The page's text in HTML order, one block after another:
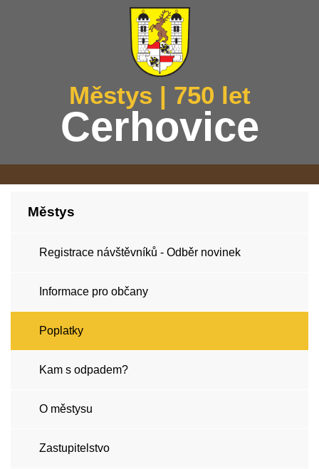
Městys | 750 let
Cerhovice
Městys
Registrace návštěvníků - Odběr novinek
Informace pro občany
Poplatky
Kam s odpadem?
O městysu
Zastupitelstvo